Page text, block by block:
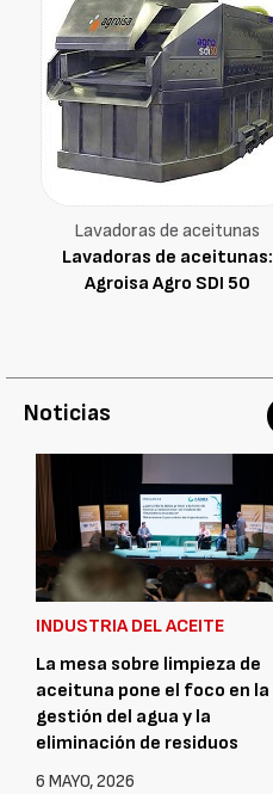
Lavadoras de aceitunas
Lavadoras de aceitunas:
Agroisa Agro SDI 50
Noticias
INDUSTRIA DEL ACEITE
La mesa sobre limpieza de
aceituna pone el foco en la
gestión del agua y la
eliminación de residuos
6 MAYO, 2026